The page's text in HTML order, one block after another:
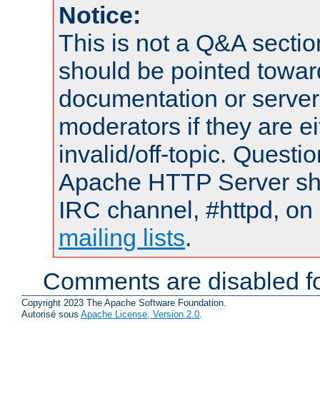
Notice:
This is not a Q&A
should be pointed
documentation or
moderators if they are
invalid/off-topic.
Apache HTTP Server
IRC channel, #httpd,
mailing lists.
Comments are disabled
Copyright 2023 The Apache Software Foundation.
Autorisé sous Apache License, Version 2.0.